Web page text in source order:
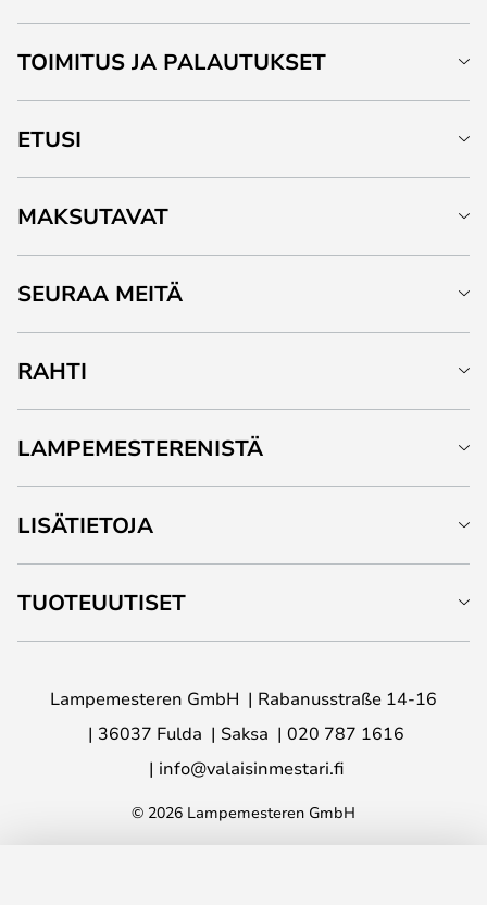
TOIMITUS JA PALAUTUKSET
ETUSI
MAKSUTAVAT
SEURAA MEITÄ
RAHTI
LAMPEMESTERENISTÄ
LISÄTIETOJA
TUOTEUUTISET
Lampemesteren GmbH
Rabanusstraße 14-16
36037 Fulda
Saksa
020 787 1616
info@valaisinmestari.fi
© 2026 Lampemesteren GmbH